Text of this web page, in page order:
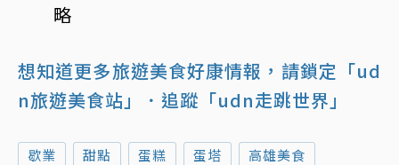
略
想知道更多旅遊美食好康情報，請鎖定「ud
n旅遊美食站」
．追蹤「udn走跳世界」
歇業 甜點 蛋糕 蛋塔 高雄美食